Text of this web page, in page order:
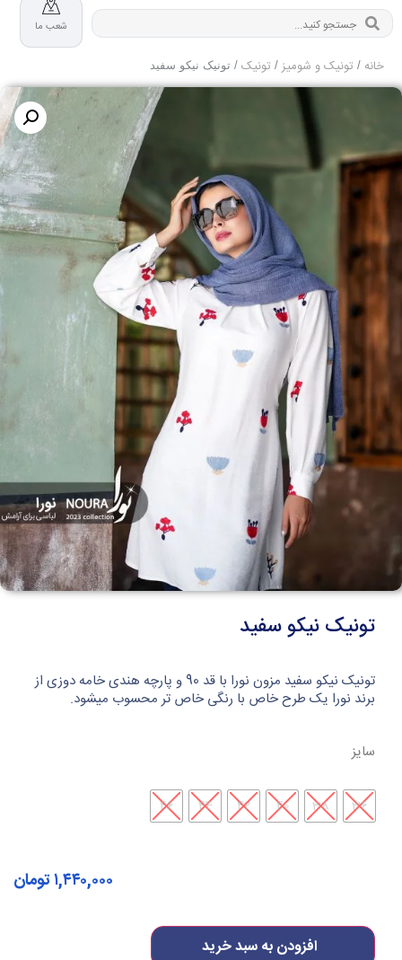
شعب ما
خانه / تونیک و شومیز / تونیک / تونیک نیکو سفید
تونیک نیکو سفید
تونیک نیکو سفید مزون نورا با قد 90 و پارچه هندی خامه دوزی از
برند نورا یک طرح خاص با رنگی خاص تر محسوب میشود.
سایز
36
38
40
42
44
46
افزودن به سبد خرید
۱,۴۴۰,۰۰۰تومان